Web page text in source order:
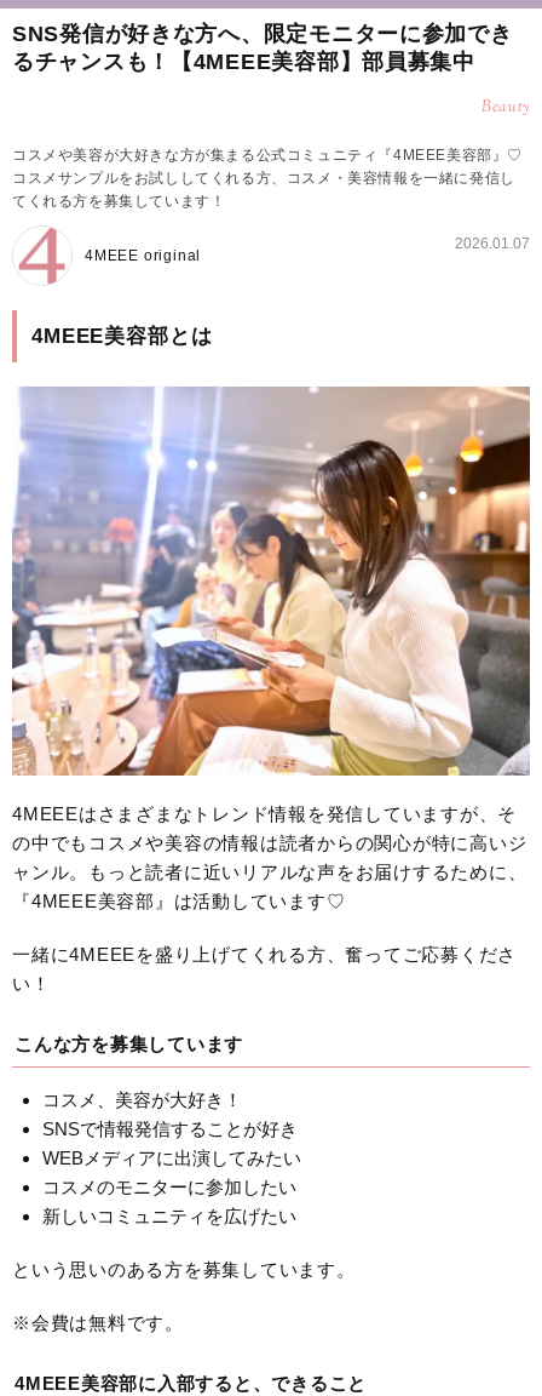
SNS発信が好きな方へ、限定モニターに参加でき
るチャンスも！【4MEEE美容部】部員募集中
Beauty
コスメや美容が大好きな方が集まる公式コミュニティ『4MEEE美容部』♡
コスメサンプルをお試ししてくれる方、コスメ・美容情報を一緒に発信し
てくれる方を募集しています！
4MEEE original
2026.01.07
4MEEE美容部とは
4MEEEはさまざまなトレンド情報を発信していますが、そ
の中でもコスメや美容の情報は読者からの関心が特に高いジ
ャンル。もっと読者に近いリアルな声をお届けするために、
『4MEEE美容部』は活動しています♡
一緒に4MEEEを盛り上げてくれる方、奮ってご応募くださ
い！
こんな方を募集しています
コスメ、美容が大好き！
SNSで情報発信することが好き
WEBメディアに出演してみたい
コスメのモニターに参加したい
新しいコミュニティを広げたい
という思いのある方を募集しています。
※会費は無料です。
4MEEE美容部に入部すると、できること